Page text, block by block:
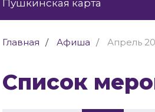
Пушкинская карта
Главная Афиша Апрель
Список